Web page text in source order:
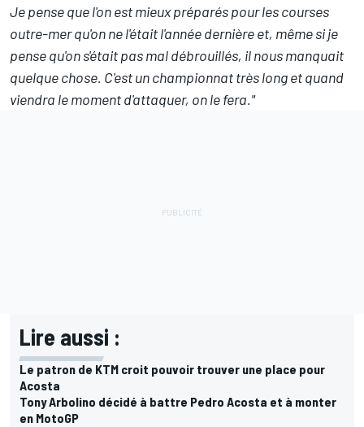
Je pense que l'on est mieux préparés pour les courses
outre-mer qu'on ne l'était l'année dernière et, même si je
pense qu'on s'était pas mal débrouillés, il nous manquait
quelque chose. C'est un championnat très long et quand
viendra le moment d'attaquer, on le fera."
Lire aussi :
Le patron de KTM croit pouvoir trouver une place pour
Acosta
Tony Arbolino décidé à battre Pedro Acosta et à monter
en MotoGP